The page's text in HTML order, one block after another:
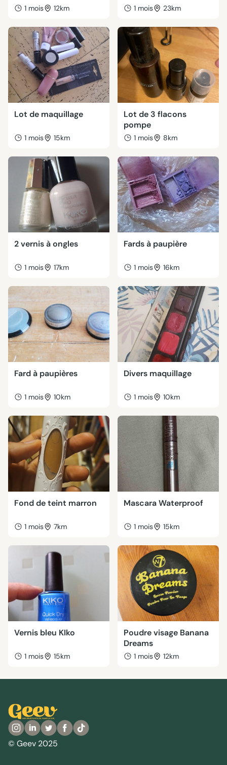
1 mois 12km 1 mois 23km
Lot de maquillage
1 mois 15km
Lot de 3 flacons
pompe
1 mois 8km
2 vernis à ongles
1 mois 17km
Fards à paupière
1 mois 16km
Fard à paupières
1 mois 10km
Divers maquillage
1 mois 10km
Fond de teint marron
1 mois 7km
Mascara Waterproof
1 mois 15km
Vernis bleu KIko
1 mois 15km
Poudre visage Banana
Dreams
1 mois 12km
© Geev 2025